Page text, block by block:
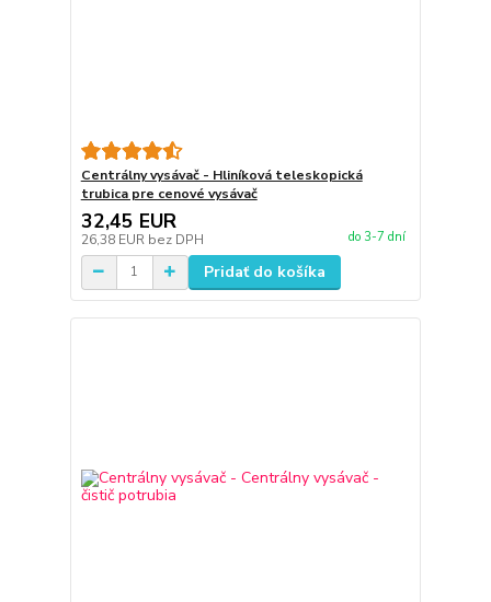
Centrálny vysávač - Hliníková teleskopická
trubica pre cenové vysávač
32,45 EUR
26,38 EUR bez DPH do 3-7 dní
Pridať do košíka